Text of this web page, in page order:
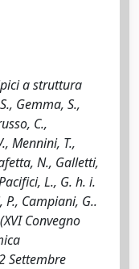
a struttura
Gemma, S.,
C.,
Mennini, T.,
N., Galletti,
L., G. h. i.
Campiani, G..
Convegno
Settembre